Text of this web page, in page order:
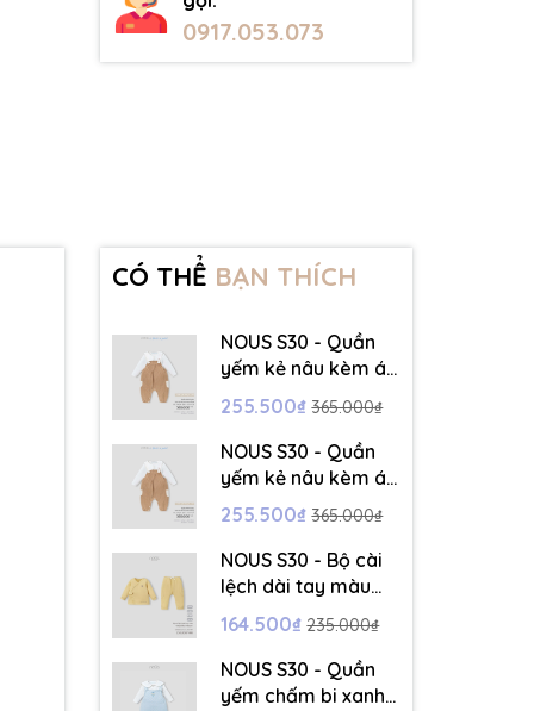
0917.053.073
CÓ THỂ BẠN THÍCH
NOUS S30 - Quần
yếm kẻ nâu kèm áo
dài tay màu trắng -
3-6M - SS26.T5C
255.500₫ 365.000₫
NOUS S30 - Quần
yếm kẻ nâu kèm áo
dài tay màu trắng -
6-9M - SS26.T5C
255.500₫ 365.000₫
NOUS S30 - Bộ cài
lệch dài tay màu
vàng thêu trang trí
- 12-18M - SS26.T5C
164.500₫ 235.000₫
NOUS S30 - Quần
yếm chấm bi xanh